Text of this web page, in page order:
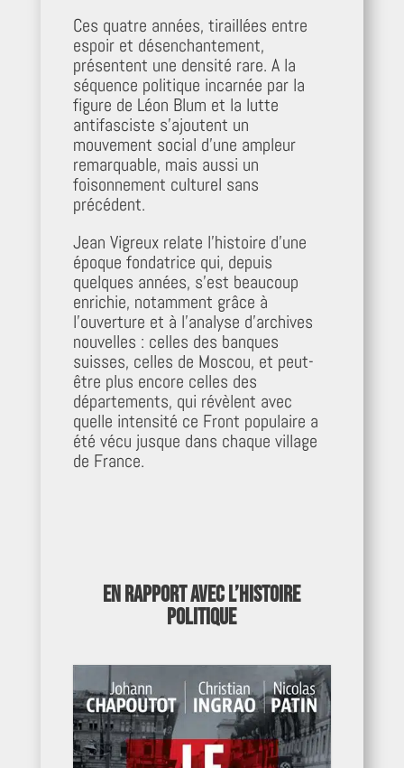
Ces quatre années, tiraillées entre
espoir et désenchantement,
présentent une densité rare. A la
séquence politique incarnée par la
figure de Léon Blum et la lutte
antifasciste s’ajoutent un
mouvement social d’une ampleur
remarquable, mais aussi un
foisonnement culturel sans
précédent.
Jean Vigreux relate l’histoire d’une
époque fondatrice qui, depuis
quelques années, s’est beaucoup
enrichie, notamment grâce à
l’ouverture et à l’analyse d’archives
nouvelles : celles des banques
suisses, celles de Moscou, et peut-
être plus encore celles des
départements, qui révèlent avec
quelle intensité ce Front populaire a
été vécu jusque dans chaque village
de France.
En rapport avec l’Histoire
politique